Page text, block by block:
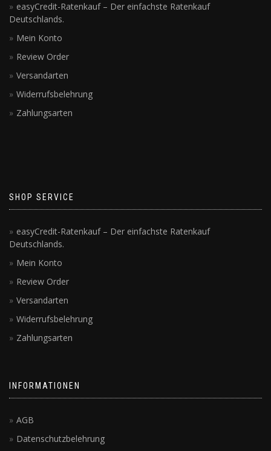
easyCredit-Ratenkauf – Der einfachste Ratenkauf
Deutschlands.
Mein Konto
Review Order
Versandarten
Widerrufsbelehrung
Zahlungsarten
SHOP SERVICE
easyCredit-Ratenkauf – Der einfachste Ratenkauf
Deutschlands.
Mein Konto
Review Order
Versandarten
Widerrufsbelehrung
Zahlungsarten
INFORMATIONEN
AGB
Datenschutzbelehrung